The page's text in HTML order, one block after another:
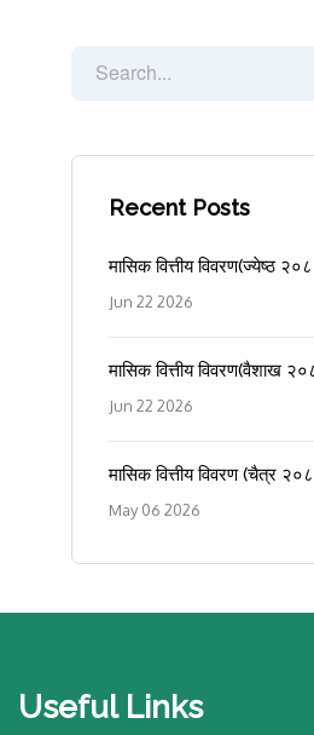
Recent Posts
मासिक वित्तीय विवरण(ज्येष्ठ
Jun 22 2026
मासिक वित्तीय विवरण(वैशाख
Jun 22 2026
मासिक वित्तीय विवरण (चैत्र
May 06 2026
Useful Links